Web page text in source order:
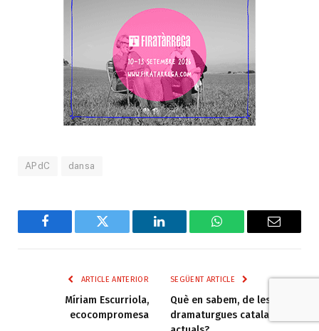
APdC dansa
Facebook Twitter LinkedIn WhatsAppEmail
ARTICLE ANTERIOR
Míriam Escurriola,
ecocompromesa
SEGÜENT ARTICLE
Què en sabem, de les
dramaturgues catalanes